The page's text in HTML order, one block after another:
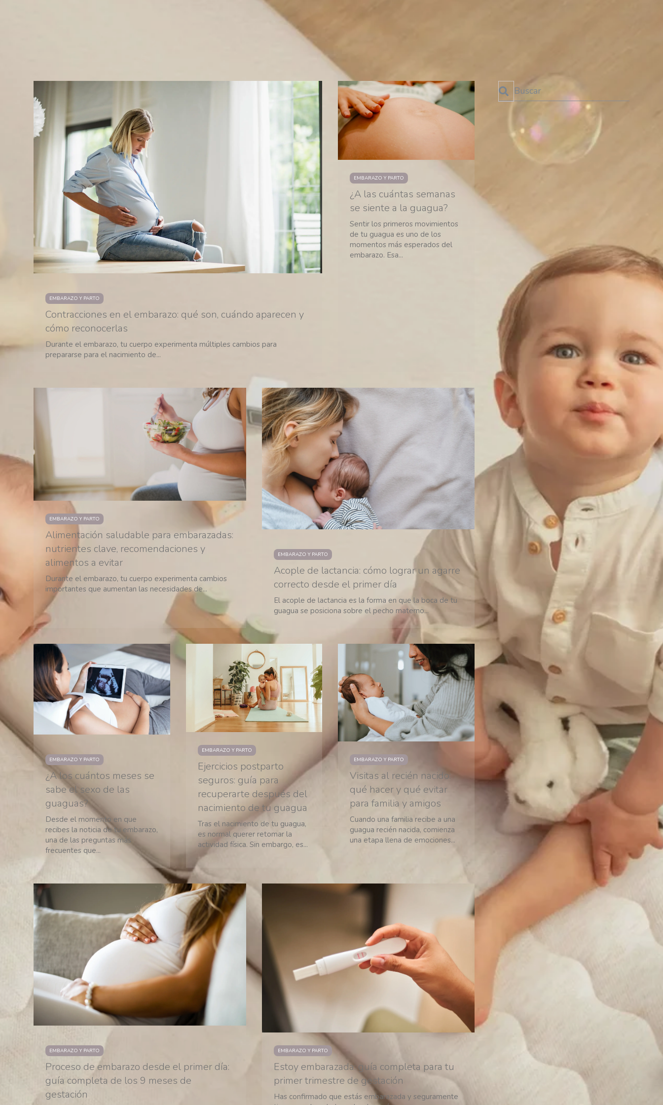
Contracciones en el embarazo: qué son, cuándo aparecen y
cómo reconocerlas
EMBARAZO Y PARTO
Durante el embarazo, tu cuerpo experimenta múltiples cambios para
prepararse para el nacimiento de...
¿A las cuántas semanas
se siente a la guagua?
EMBARAZO Y PARTO
Sentir los primeros movimientos
de tu guagua es uno de los
momentos más esperados del
embarazo. Esa...
Alimentación saludable para embarazadas:
nutrientes clave, recomendaciones y
alimentos a evitar
EMBARAZO Y PARTO
Durante el embarazo, tu cuerpo experimenta cambios
importantes que aumentan las necesidades de...
Acople de lactancia: cómo lograr un agarre
correcto desde el primer día
EMBARAZO Y PARTO
El acople de lactancia es la forma en que la boca de tu
guagua se posiciona sobre el pecho materno...
¿A los cuántos meses se
sabe el sexo de las
guaguas?
EMBARAZO Y PARTO
Desde el momento en que
recibes la noticia de tu embarazo,
una de las preguntas más
frecuentes que...
Ejercicios postparto
seguros: guía para
recuperarte después del
nacimiento de tu guagua
EMBARAZO Y PARTO
Tras el nacimiento de tu guagua,
es normal querer retomar la
actividad física. Sin embargo, es...
Visitas al recién nacido:
qué hacer y qué evitar
para familia y amigos
EMBARAZO Y PARTO
Cuando una familia recibe a una
guagua recién nacida, comienza
una etapa llena de emociones...
Proceso de embarazo desde el primer día:
guía completa de los 9 meses de
gestación
EMBARAZO Y PARTO
Estoy embarazada: guía completa para tu
primer trimestre de gestación
EMBARAZO Y PARTO
Has confirmado que estás embarazada y seguramente
Esto es un campo de búsqueda con una función de
No hay sugerencias porque el campo de
SUSCRÍBETE AL BLOG
¡No te pierdas las últimas
Categorías
Cuidados y salud infantil
Recursos para padres
Embarazo y parto
Juegos, actividades y
aprendizaje(11)
Celebraciones(8)
Paseos y aventuras(3)